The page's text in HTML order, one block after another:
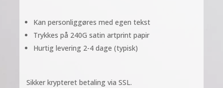
Kan personliggøres med egen tekst
Trykkes på 240G satin artprint papir
Hurtig levering 2-4 dage (typisk)
Sikker krypteret betaling via SSL.